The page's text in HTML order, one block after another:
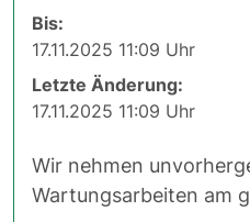
Bis:
17.11.2025 11:09 Uhr
Letzte Änderung:
17.11.2025 11:09 Uhr
Wir nehmen
Wartungsarbeiten am